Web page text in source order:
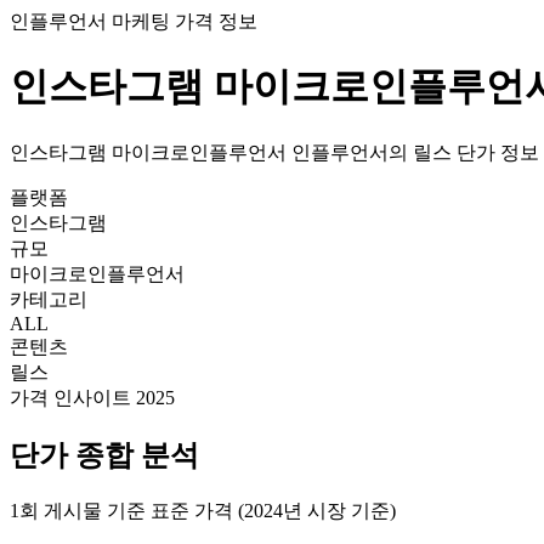
인플루언서 마케팅 가격 정보
인스타그램 마이크로인플루언
인스타그램 마이크로인플루언서 인플루언서의 릴스 단가 정보
플랫폼
인스타그램
규모
마이크로인플루언서
카테고리
ALL
콘텐츠
릴스
가격 인사이트 2025
단가종합 분석
1회 게시물 기준 표준 가격 (2024년 시장 기준)